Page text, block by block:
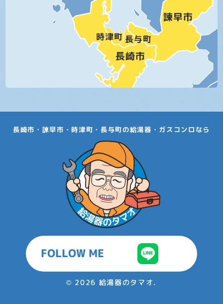
長崎市・諫早市・時津町・長与町の給湯器・ガスコンロなら
FOLLOW ME
© 2026 給湯器のタマオ.